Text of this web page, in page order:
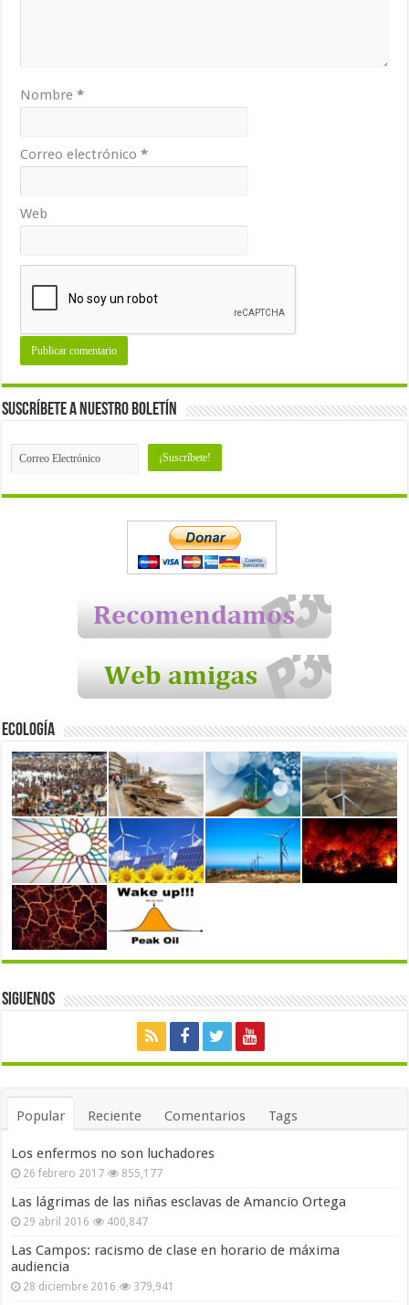
Nombre*
Correo electrónico*
Web
Suscríbete a nuestro Boletín
Ecología
Siguenos
Popular Reciente Comentarios Tags
Los enfermos no son luchadores
26 febrero 2017 855,177
Las lágrimas de las niñas esclavas de Amancio Ortega
29 abril 2016 400,847
Las Campos: racismo de clase en horario de máxima
audiencia
28 diciembre 2016 379,941